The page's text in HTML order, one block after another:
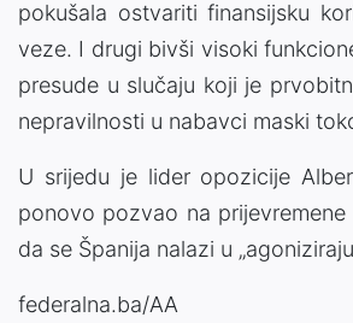
pokušala ostvariti finansijsku
veze. I drugi bivši visoki
presude u slučaju koji je
nepravilnosti u nabavci maski
U srijedu je lider opozicije
ponovo pozvao na
da se Španija nalazi u
federalna.ba/AA